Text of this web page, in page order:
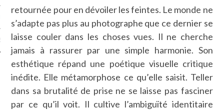
SUIVEZ-NOUS
retournée pour en dévoiler les feintes. Le monde ne
s’adapte pas plus au photographe que ce dernier se
laisse couler dans les choses vues. Il ne cherche
jamais à rassurer par une simple harmonie. Son
esthétique répand une poétique visuelle critique
inédite. Elle métamorphose ce qu’elle saisit. Teller
dans sa brutalité de prise ne se laisse pas fasciner
par ce qu’il voit. Il cultive l’ambiguïté identitaire